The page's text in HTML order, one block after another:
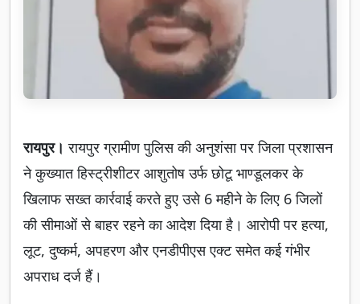
रायपुर।रायपुर ग्रामीण पुलिस की अनुशंसा पर जिला प्रशासन
ने कुख्यात हिस्ट्रीशीटर आशुतोष उर्फ छोटू भाण्डूलकर के
खिलाफ सख्त कार्रवाई करते हुए उसे 6 महीने के लिए 6 जिलों
की सीमाओं से बाहर रहने का आदेश दिया है। आरोपी पर हत्या,
लूट, दुष्कर्म, अपहरण और एनडीपीएस एक्ट समेत कई गंभीर
अपराध दर्ज हैं।